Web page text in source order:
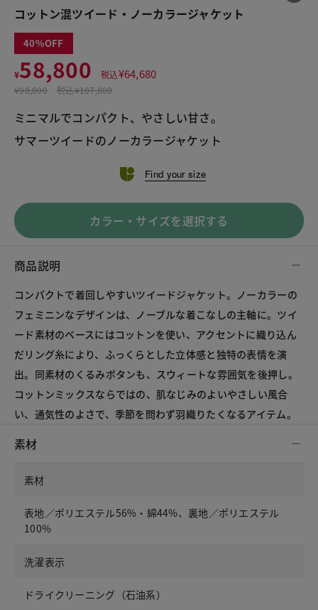
コットン混ツイード・ノーカラージャケット
40
¥58,800 税込¥64,680
¥98,000 税込¥107,800
ミニマルでコンパクト、やさしい甘さ。
サマーツイードのノーカラージャケット
Find your size
カラー・サイズを選択する
商品説明
コンパクトで着回しやすいツイードジャケット。ノーカラーの
フェミニンなデザインは、ノーブルな着こなしの主軸に。ツイ
ード素材のベースにはコットンを使い、アクセントに織り込ん
だリング糸により、ふっくらとした立体感と独特の表情を演
出。同素材のくるみボタンも、スウィートな雰囲気を後押し。
コットンミックスならではの、肌なじみのよいやさしい風合
い、通気性のよさで、季節を問わず羽織りたくなるアイテム。
素材
素材
表地／ポリエステル56%・綿44%、裏地／ポリエステル
100%
洗濯表示
ドライクリーニング（石油系）
この商品をシェアする
コットン混ツイード・ノーカラージャケット
¥58,800
税込¥64,680
LINE X メール